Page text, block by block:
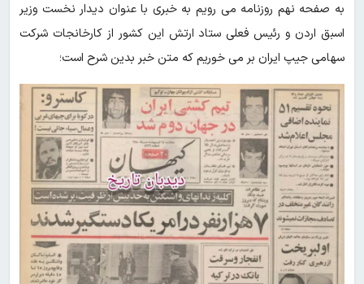
به صفحه نهم روزنامه می رویم به خبری با عنوان دیدار نخست وزیر
اسبق اردن و رئیس فعلی ستاد ارتش این کشور از کارخانجات شرکت
سهامی جیپ ایران بر می خوریم که متن خبر بدین شرح است؛